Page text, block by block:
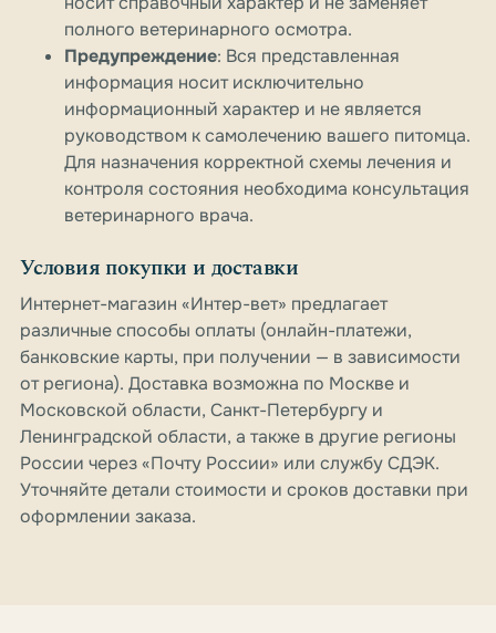
полного ветеринарного осмотра.
Предупреждение: Вся представленная
информация носит исключительно
информационный характер и не является
руководством к самолечению вашего питомца.
Для назначения корректной схемы лечения и
контроля состояния необходима консультация
ветеринарного врача.
Условия покупки и доставки
Интернет-магазин «Интер-вет» предлагает
различные способы оплаты (онлайн-платежи,
банковские карты, при получении — в зависимости
от региона). Доставка возможна по Москве и
Московской области, Санкт-Петербургу и
Ленинградской области, а также в другие регионы
России через «Почту России» или службу СДЭК.
Уточняйте детали стоимости и сроков доставки при
оформлении заказа.